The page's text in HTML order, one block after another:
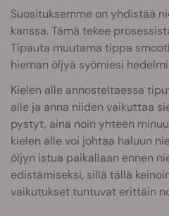
Suosituksemme on yhdistää
kanssa. Tämä tekee
Tipauta muutama tippa
hieman öljyä syömiesi
Kielen alle annosteltaessa
alle ja anna niiden vaikuttaa
pystyt, aina noin yhteen
kielen alle voi johtaa haluun
öljyn istua paikallaan ennen
edistämiseksi, sillä tällä
vaikutukset tuntuvat erittäin